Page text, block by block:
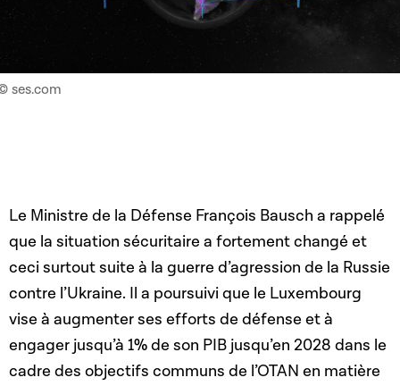
ses.com
Le Ministre de la Défense François Bausch a rappelé
que la situation sécuritaire a fortement changé et
ceci surtout suite à la guerre d’agression de la Russie
contre l’Ukraine. Il a poursuivi que le Luxembourg
vise à augmenter ses efforts de défense et à
engager jusqu’à 1% de son PIB jusqu’en 2028 dans le
cadre des objectifs communs de l’OTAN en matière